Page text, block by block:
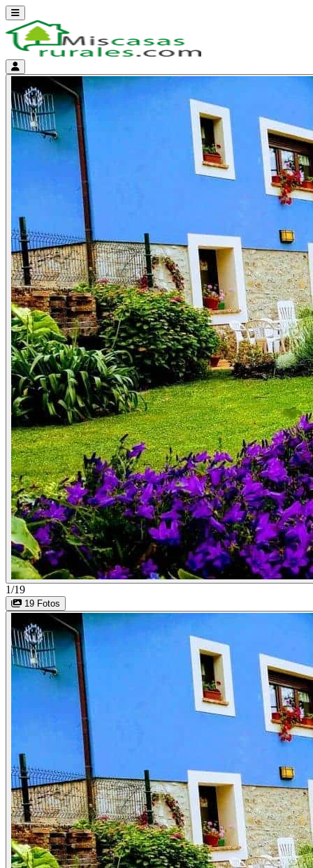
Abrir menú
Menú de cuenta
1/19
19 Fotos